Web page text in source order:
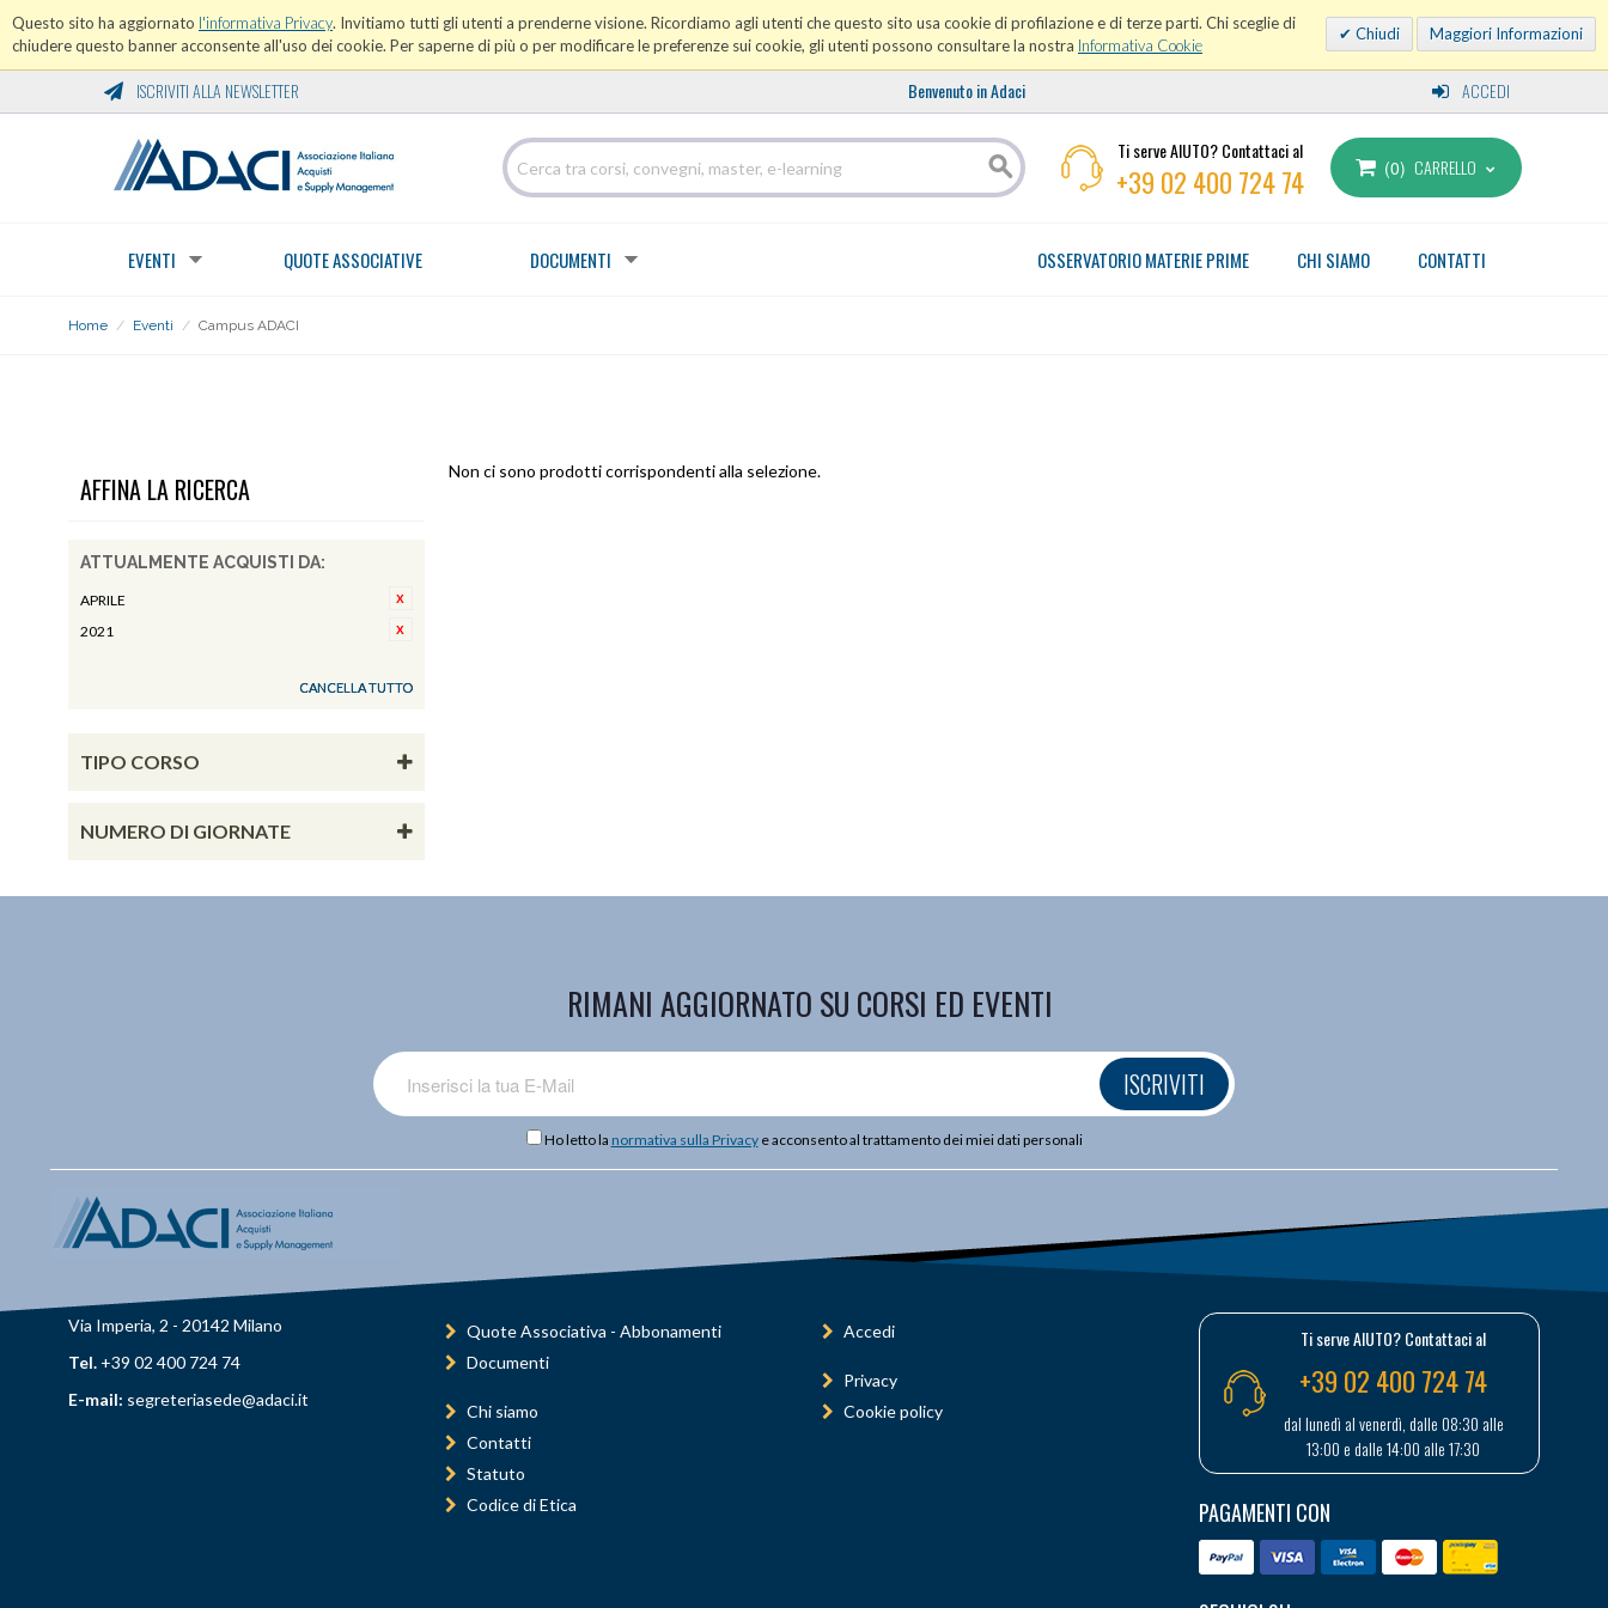
Questo sito ha aggiornato l'informativa Privacy. Invitiamo tutti gli utenti a prenderne visione. Ricordiamo agli utenti che questo sito usa cookie di profilazione e di terze parti. Chi sceglie di
chiudere questo banner acconsente all'uso dei cookie. Per saperne di più o per modificare le preferenze sui cookie, gli utenti possono consultare la nostra Informativa Cookie
Chiudi Maggiori Informazioni
ISCRIVITI ALLA NEWSLETTER Benvenuto in Adaci ACCEDI
Ti serve AIUTO? Contattaci al
+39 02 400 724 74 0 CARRELLO
EVENTI QUOTE ASSOCIATIVE DOCUMENTI CONTATTI
CHI SIAMO
OSSERVATORIO MATERIE PRIME
Home / Eventi / Campus ADACI
AFFINA LA RICERCA
ATTUALMENTE ACQUISTI DA:
APRILE
2021
CANCELLA TUTTO
TIPO CORSO
NUMERO DI GIORNATE
Non ci sono prodotti corrispondenti alla selezione.
RIMANI AGGIORNATO SU CORSI ED EVENTI
ISCRIVITI
Ho letto la normativa sulla Privacye acconsento al trattamento dei miei dati personali
Via Imperia, 2 - 20142 Milano
Tel. +39 02 400 724 74
E-mail: segreteriasede@adaci.it
Quote Associativa - Abbonamenti
Documenti
Chi siamo
Contatti
Statuto
Codice di Etica
Accedi
Privacy
Cookie policy
Ti serve AIUTO? Contattaci al
+39 02 400 724 74
dal lunedì al venerdì, dalle 08:30 alle
13:00 e dalle 14:00 alle 17:30
PAGAMENTI CON